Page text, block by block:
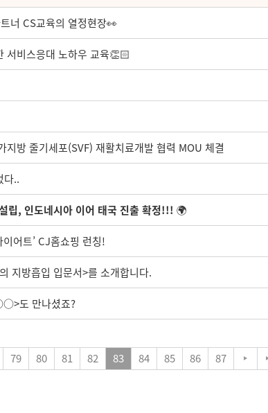
너 CS교육의 열정현장👀
서비스응대 노하우 교육👏🏻
방 줄기세포(SVF) 재활치료개발 협력 MOU 체결
다..
, 인도네시아 이어 태국 진출 확정!!! 🌍
어트’ CJ홈쇼핑 런칭!
지방흡입 입문서>를 소개합니다.
도 만나셨죠?
79 80 81 82 83 84 85 86 87